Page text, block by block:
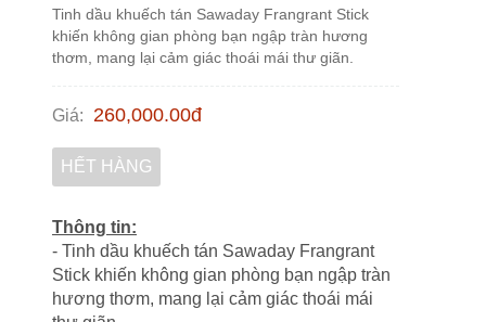
Tinh dầu khuếch tán Sawaday Frangrant Stick
khiến không gian phòng bạn ngập tràn hương
thơm, mang lại cảm giác thoái mái thư giãn.
Giá: 260,000.00đ
HẾT HÀNG
Thông tin:
- Tinh dầu khuếch tán Sawaday Frangrant
Stick khiến không gian phòng bạn ngập tràn
hương thơm, mang lại cảm giác thoái mái